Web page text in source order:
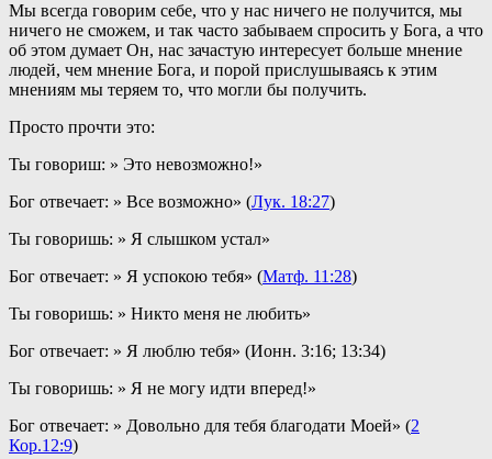
Мы всегда говорим себе, что у нас ничего не получится, мы
ничего не сможем, и так часто забываем спросить у Бога, а что
об этом думает Он, нас зачастую интересует больше мнение
людей, чем мнение Бога, и порой прислушываясь к этим
мнениям мы теряем то, что могли бы получить.
Просто прочти это:
Ты говориш: » Это невозможно!»
Бог отвечает: » Все возможно» (Лук. 18:27)
Ты говоришь: » Я слышком устал»
Бог отвечает: » Я успокою тебя» (Матф. 11:28)
Ты говоришь: » Никто меня не любить»
Бог отвечает: » Я люблю тебя» (Ионн. 3:16; 13:34)
Ты говоришь: » Я не могу идти вперед!»
Бог отвечает: » Довольно для тебя благодати Моей» (2
Кор.12:9)